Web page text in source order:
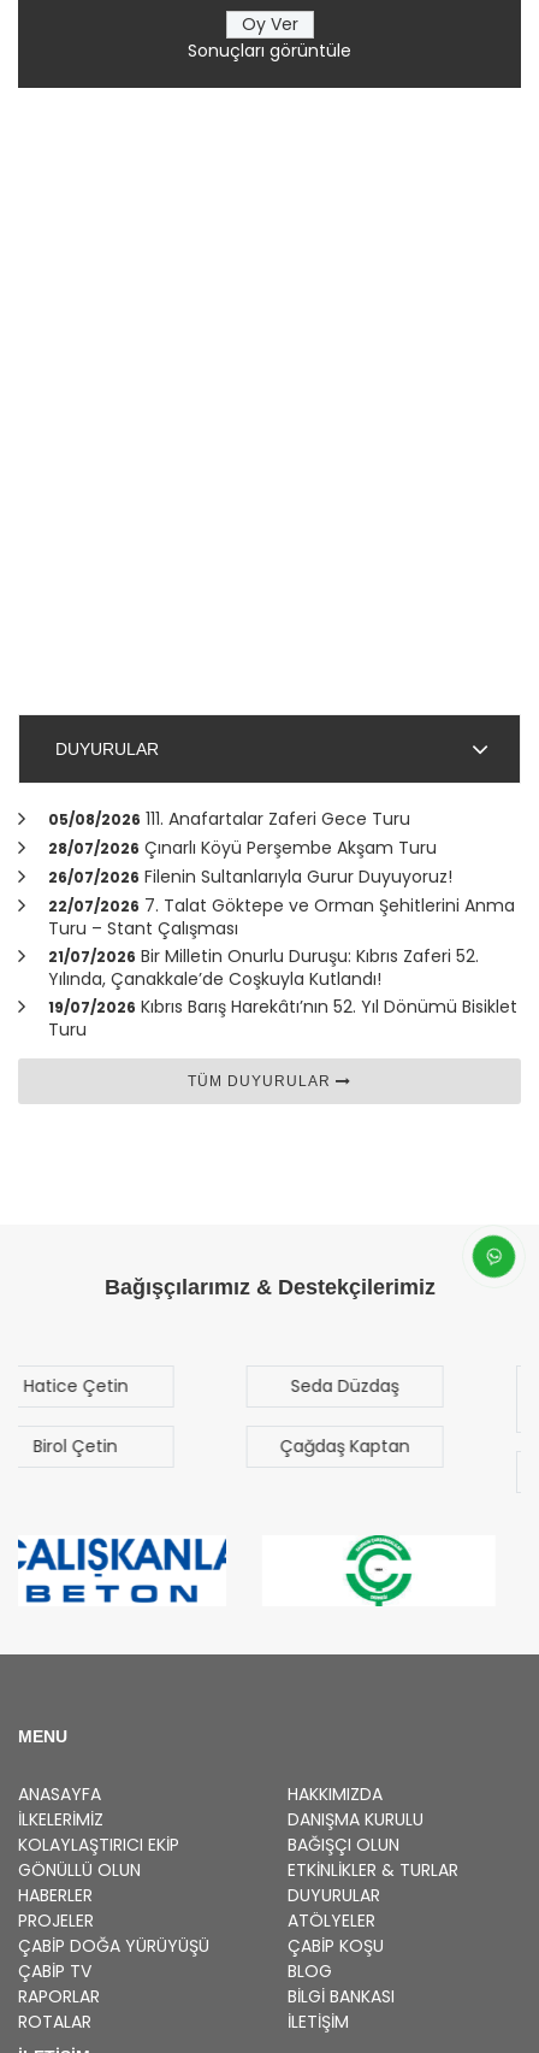
Sonuçları görüntüle
DUYURULAR
05/08/2026 111. Anafartalar Zaferi Gece Turu
28/07/2026 Çınarlı Köyü Perşembe Akşam Turu
26/07/2026 Filenin Sultanlarıyla Gurur Duyuyoruz!
22/07/2026 7. Talat Göktepe ve Orman Şehitlerini Anma
Turu – Stant Çalışması
21/07/2026 Bir Milletin Onurlu Duruşu: Kıbrıs Zaferi 52.
Yılında, Çanakkale’de Coşkuyla Kutlandı!
19/07/2026 Kıbrıs Barış Harekâtı’nın 52. Yıl Dönümü Bisiklet
Turu
TÜM DUYURULAR
Bağışçılarımız & Destekçilerimiz
Seda Düzdaş
Çağdaş Kaptan
Mehmet Mert
Sezgen
Bilal Türk
MENU
ANASAYFA
HAKKIMIZDA
İLKELERIMIZ
DANIŞMA KURULU
KOLAYLAŞTIRICI EKIP
BAĞIŞÇI OLUN
GÖNÜLLÜ OLUN
ETKINLIKLER & TURLAR
HABERLER
DUYURULAR
PROJELER
ATÖLYELER
ÇABİP DOĞA YÜRÜYÜŞÜ ÇABİP KOŞU
ÇABİP TV
BLOG
RAPORLAR
BILGI BANKASI
ROTALAR
İLETİŞİM